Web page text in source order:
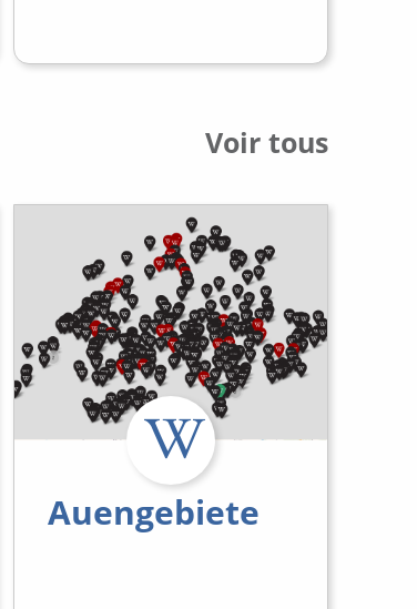
Voir tous
Auengebiete